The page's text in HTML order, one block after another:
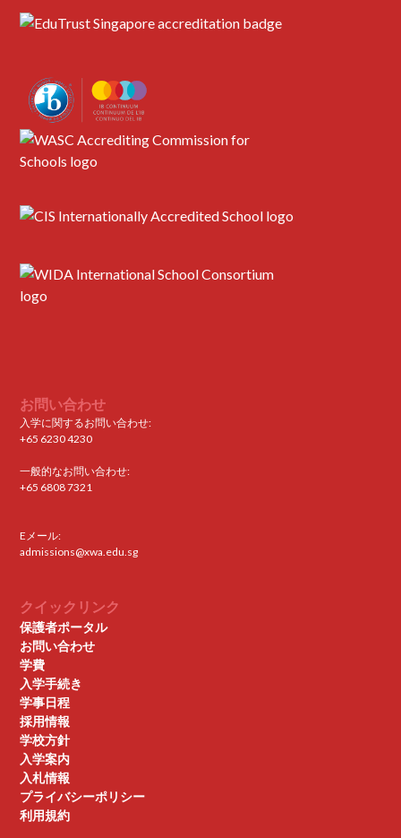
お問い合わせ
入学に関するお問い合わせ:
+65 6230 4230
一般的なお問い合わせ:
+65 6808 7321
Eメール:
admissions@xwa.edu.sg
クイックリンク
保護者ポータル
お問い合わせ
学費
入学手続き
学事日程
採用情報
学校方針
入学案内
入札情報
プライバシーポリシー
利用規約